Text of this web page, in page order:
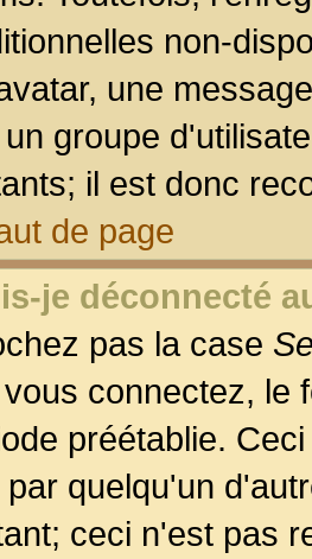
non-
une
groupe
il est donc
de page
je déconnecté
pas la case
connectez, le
préétablie.
quelqu'un
ceci n'est pas